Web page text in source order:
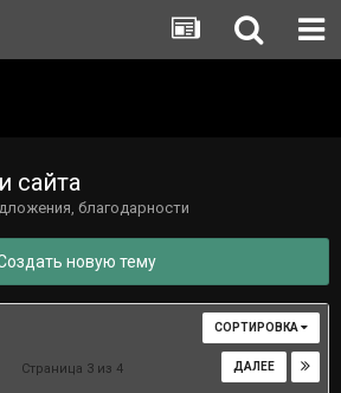
сайта
благодарности
новую тему
СОРТИРОВКА
ДАЛЕЕ
Страница 3 из 4